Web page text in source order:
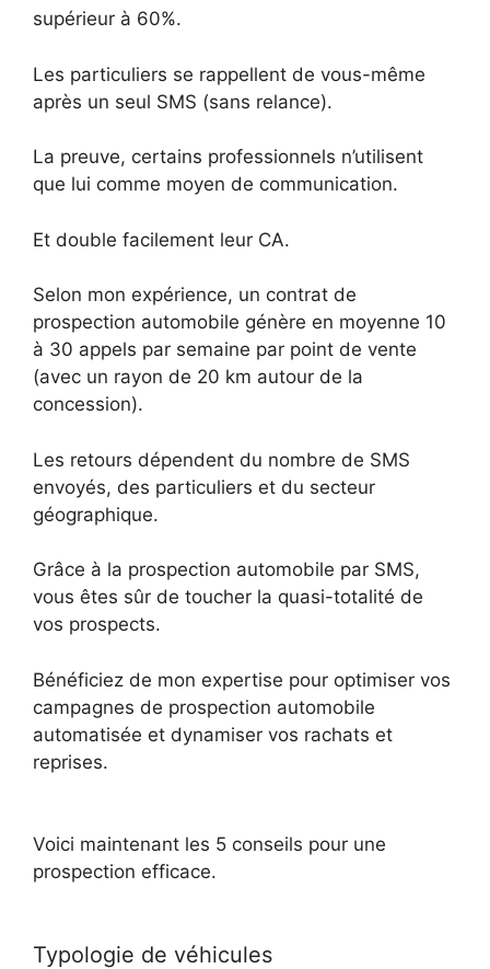
supérieur à 60%.
Les particuliers se rappellent de vous-même
après un seul SMS (sans relance).
La preuve, certains professionnels n’utilisent
que lui comme moyen de communication.
Et double facilement leur CA.
Selon mon expérience, un contrat de
prospection automobile génère en moyenne 10
à 30 appels par semaine par point de vente
(avec un rayon de 20 km autour de la
concession).
Les retours dépendent du nombre de SMS
envoyés, des particuliers et du secteur
géographique.
Grâce à la prospection automobile par SMS,
vous êtes sûr de toucher la quasi-totalité de
vos prospects.
Bénéficiez de mon expertise pour optimiser vos
campagnes de prospection automobile
automatisée et dynamiser vos rachats et
reprises.
Voici maintenant les 5 conseils pour une
prospection efficace.
Typologie de véhicules